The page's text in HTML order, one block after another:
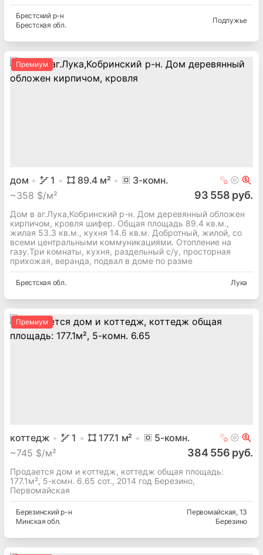
Брестскийр-н
Брестская обл.
Подлужье
Премиум
дом 1 89.4 м² 3-комн.
~358 $/м² 93 558 руб.
Дом в аг.Лука,Кобринский р-н. Дом деревянный обложен
кирпичом, кровля шифер. Общая площадь 89.4 кв.м.,
жилая 53.3 кв.м., кухня 14.6 кв.м. Добротный, жилой, со
всеми центральными коммуникациями. Отопление на
газу.Три комнаты, кухня, раздельный с/у, просторная
прихожая, веранда, подвал в доме по разме
Брестская обл. Лука
Премиум
коттедж 1 177.1 м² 5-комн.
~745 $/м² 384 556 руб.
Продается дом и коттедж, коттедж общая площадь:
177.1м², 5-комн. 6.65 сот., 2014 год Березино,
Первомайская
Березинскийр-н
Минская обл.
Первомайская, 13
Березино